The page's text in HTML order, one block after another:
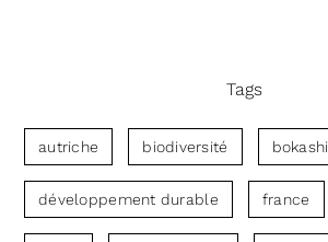
Tags
autriche biodiversité bokashi
développement durable france